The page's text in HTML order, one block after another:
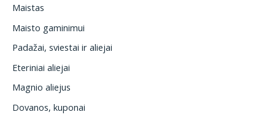
Maistas
Maisto gaminimui
Padažai, sviestai ir aliejai
Eteriniai aliejai
Magnio aliejus
Dovanos, kuponai